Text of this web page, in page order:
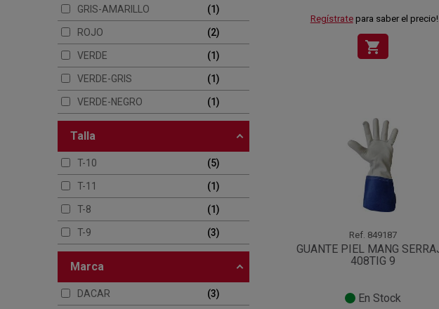
GRIS-AMARILLO 1
ROJO 2
VERDE 1
VERDE-GRIS 1
VERDE-NEGRO 1
talla
T-10 5
T-11 1
T-8 1
T-9 3
marca
DACAR 3
Regístratepara saber el precio!
shopping_cart
Ref. 849187
GUANTE PIEL MANG
408TIG 9
En Stock